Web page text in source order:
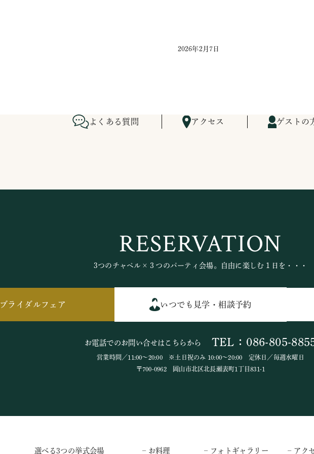
2026年2月7日
よくある質問 アクセス ゲストの
RESERVATION
3つのチャペル×３つのパーティ会場。自由に楽しむ１日を・・・
ブライダルフェア いつでも見学・相談予約
お電話でのお問い合せはこちらから TEL：086-805-
営業時間／11:00～20:00 ※土日祝のみ 10:00～20:00 定休日／毎週水曜日
〒700-0962 岡山市北区北長瀬表町1丁目831-1
選べる3つの挙式会場 – お料理 – フォトギャラリー – アク